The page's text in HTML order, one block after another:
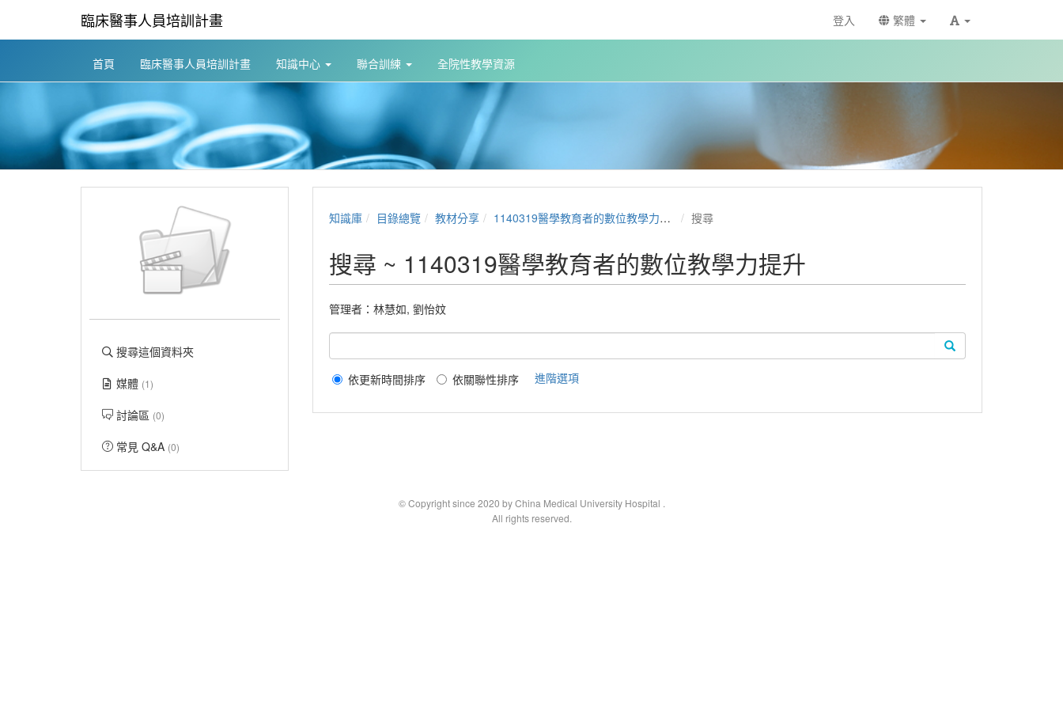
臨床醫事人員培訓計畫 登入 繁體
首頁 臨床醫事人員培訓計畫 知識中心 聯合訓練 全院性教學資源
搜尋這個資料夾
媒體 (1)
討論區 (0)
常見 Q&A (0)
知識庫 目錄總覽 教材分享 1140319醫學教育者的數位教學力提升 搜尋
搜尋 ~ 1140319醫學教育者的數位教學力提升
管理者： 林慧如, 劉怡妏
依更新時間排序 依關聯性排序 進階選項
© Copyright since 2020 by China Medical University Hospital .
All rights reserved.